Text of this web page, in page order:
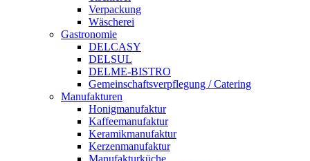
Verpackung
Wäscherei
Gastronomie
DELCASY
DELSUL
DELME-BISTRO
Gemeinschaftsverpflegung / Catering
Manufakturen
Honigmanufaktur
Kaffeemanufaktur
Keramikmanufaktur
Kerzenmanufaktur
Manufakturküche